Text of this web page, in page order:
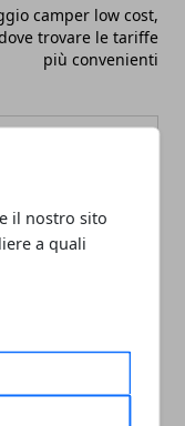
il nostro sito
a quali
camper low cost,
trovare le tariffe
più convenienti